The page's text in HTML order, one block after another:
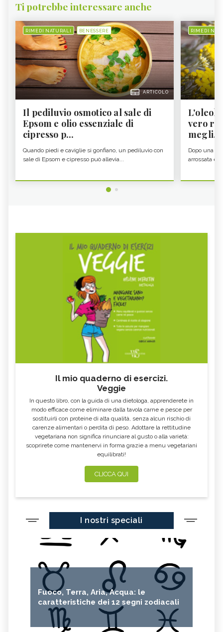
Ti potrebbe interessare anche
RIMEDI NATURALI BENESSERE
ARTICOLO
Il pediluvio osmotico al sale di
Epsom e olio essenziale di
cipresso p...
Quando piedi e caviglie si gonfiano, un pediluvio con
sale di Epsom e cipresso può allevia...
RIMEDI
vero re
megli...
Dopo una
arrossata e
Il mio quaderno di esercizi.
Veggie
In questo libro, con la guida di una dietologa, apprenderete in
modo efficace come eliminare dalla tavola carne e pesce per
sostituirli con proteine di alta qualità, senza alcun rischio di
carenze alimentari o perdita di peso. Adottare la rettitudine
vegetariana non significa rinunciare al gusto o alla varietà:
scoprirete come mantenervi in forma grazie a menu vegetariani
equilibrati!
CLICCA QUI
I nostri speciali
Fuoco, Terra, Aria, Acqua: le
caratteristiche dei 12 segni zodiacali